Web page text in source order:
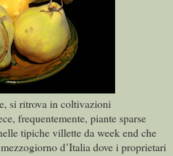
si ritrova in coltivazioni
frequentemente, piante sparse
tipiche villette da week end che
d’Italia dove i proprietari